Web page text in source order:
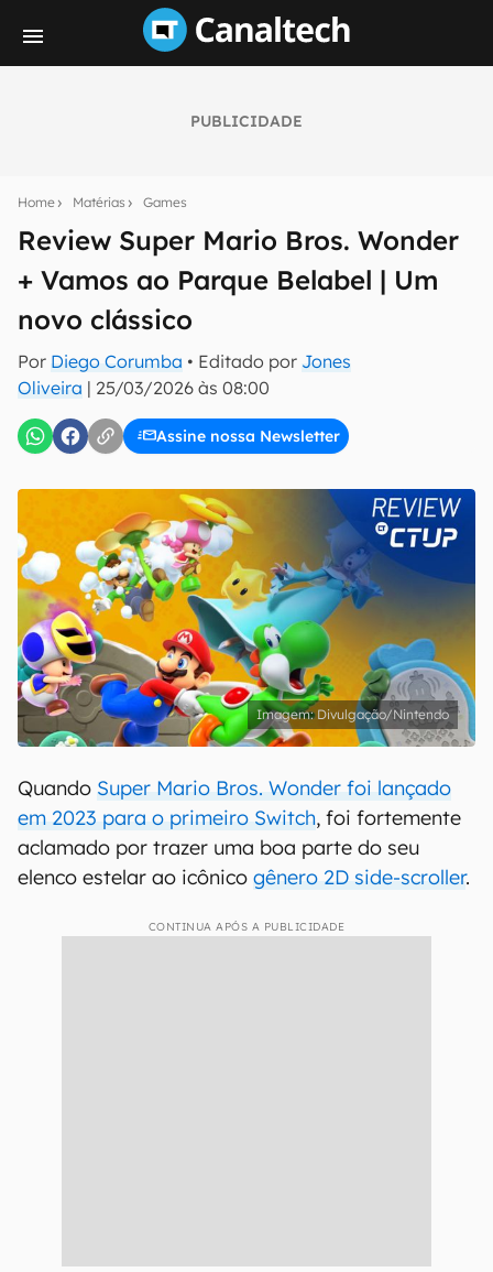
PUBLICIDADE
Home Matérias Games
Review Super Mario Bros. Wonder
+ Vamos ao Parque Belabel | Um
novo clássico
Por Diego Corumba • Editado por Jones
Oliveira | 25/03/2026 às 08:00
Assine nossa Newsletter
notícias e reviews sobre tecnologia em primeira
mão.
E-mail
inscreva-se
Confirmo que li, aceito e concordo com os Termos de
Uso e Política de Privacidade do Canaltech.
Divulgação/Nintendo
Quando Super Mario Bros. Wonder foi lançado
em 2023 para o primeiro Switch, foi fortemente
aclamado por trazer uma boa parte do seu
elenco estelar ao icônico gênero 2D side-scroller.
CONTINUA APÓS A PUBLICIDADE